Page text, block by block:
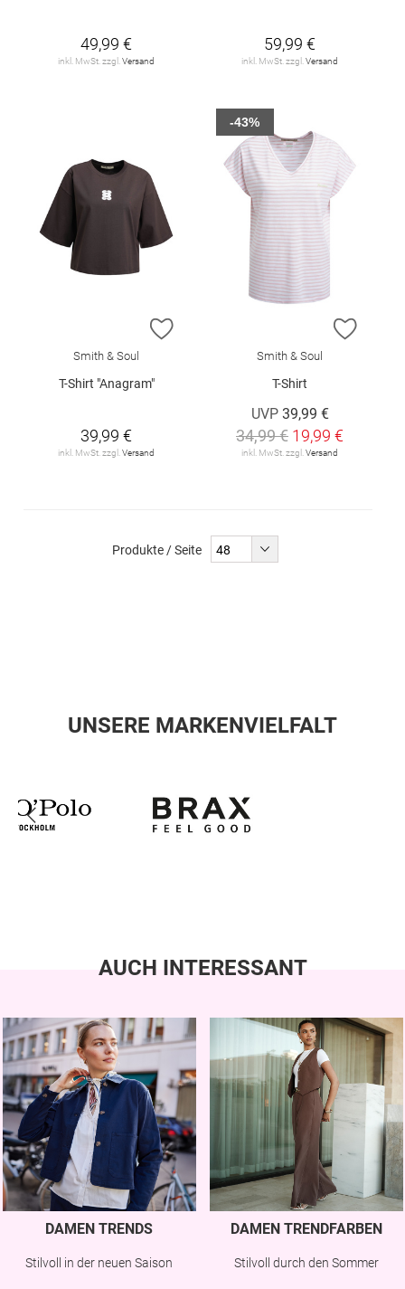
49,99 €
inkl. MwSt. zzgl. Versand
59,99 €
inkl. MwSt. zzgl. Versand
ZUR WUNSCHLISTE HINZUFÜGEN
Smith & Soul
T-Shirt "Anagram"
39,99 €
inkl. MwSt. zzgl. Versand
ZUR
Smith & Soul
T-Shirt
UVP 39,99 €
34,99 € 19,99 €
inkl. MwSt. zzgl. Versand
-43%
Produkte / Seite
UNSERE MARKENVIELFALT
AUCH INTERESSANT
DAMEN TRENDS
Stilvoll in der neuen Saison
DAMEN TRENDFARBEN
Stilvoll durch den Sommer